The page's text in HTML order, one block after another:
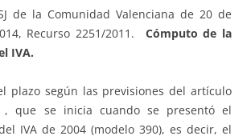
de la Comunidad Valenciana de 20 de
Recurso 2251/2011. Cómputo de la
IVA.
plazo según las previsiones del artículo
, que se inicia cuando se presentó el
IVA de 2004 (modelo 390), es decir, el